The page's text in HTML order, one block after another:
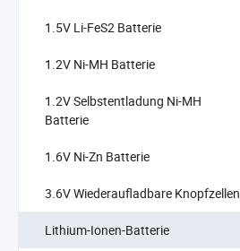
1.5V Li-FeS2 Batterie
1.2V Ni-MH Batterie
1.2V Selbstentladung Ni-MH
Batterie
1.6V Ni-Zn Batterie
3.6V Wiederaufladbare Knopfzellen
Lithium-Ionen-Batterie